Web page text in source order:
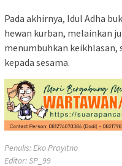
Pada akhirnya, Idul Adha
hewan kurban, melainkan
menumbuhkan keikhlasan,
kepada sesama.
Penulis: Eko Prayitno
Editor: SP_99